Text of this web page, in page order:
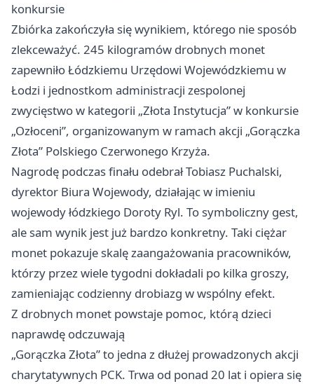
konkursie
Zbiórka zakończyła się wynikiem, którego nie sposób
zlekceważyć. 245 kilogramów drobnych monet
zapewniło Łódzkiemu Urzędowi Wojewódzkiemu w
Łodzi i jednostkom administracji zespolonej
zwycięstwo w kategorii „Złota Instytucja” w konkursie
„Ozłoceni”, organizowanym w ramach akcji „Gorączka
Złota” Polskiego Czerwonego Krzyża.
Nagrodę podczas finału odebrał Tobiasz Puchalski,
dyrektor Biura Wojewody, działając w imieniu
wojewody łódzkiego Doroty Ryl. To symboliczny gest,
ale sam wynik jest już bardzo konkretny. Taki ciężar
monet pokazuje skalę zaangażowania pracowników,
którzy przez wiele tygodni dokładali po kilka groszy,
zamieniając codzienny drobiazg w wspólny efekt.
Z drobnych monet powstaje pomoc, którą dzieci
naprawdę odczuwają
„Gorączka Złota” to jedna z dłużej prowadzonych akcji
charytatywnych PCK. Trwa od ponad 20 lat i opiera się